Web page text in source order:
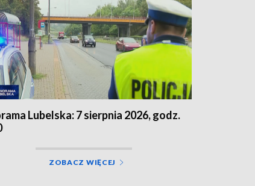
Lubelska: 7 sierpnia 2026, godz.
ZOBACZ WIĘCEJ